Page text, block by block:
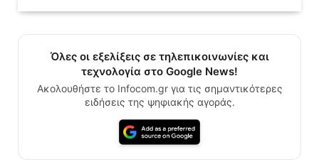
Όλες οι εξελίξεις σε τηλεπικοινωνίες και
τεχνολογία στο Google News!
Ακολουθήστε το Infocom.gr για τις σημαντικότερες
ειδήσεις της ψηφιακής αγοράς.